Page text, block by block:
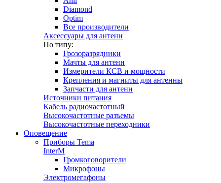
Diamond
Optim
Все производители
Аксессуары для антенн
По типу:
Грозоразрядники
Мачты для антенн
Измерители КСВ и мощности
Крепления и магниты для антенны
Запчасти для антенн
Источники питания
Кабель радиочастотный
Высокочастотные разъемы
Высокочастотные переходники
Оповещение
Приборы Tema
InterM
Громкоговорители
Микрофоны
Электромегафоны